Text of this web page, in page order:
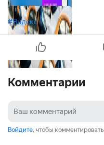
#Яндекс
Комментарии
Войдите, чтобы комментировать